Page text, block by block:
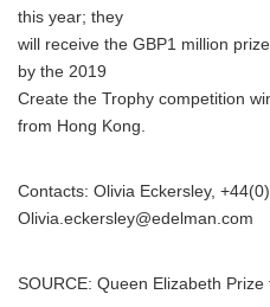
this year; they
will receive the GBP1 million
by the 2019
Create the Trophy competition
from Hong Kong.
Contacts: Olivia Eckersley,
Olivia.eckersley@edelman.com
SOURCE: Queen Elizabeth Prize